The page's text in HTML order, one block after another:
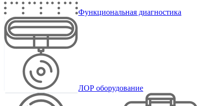
Функциональная диагностика
ЛОР оборудование